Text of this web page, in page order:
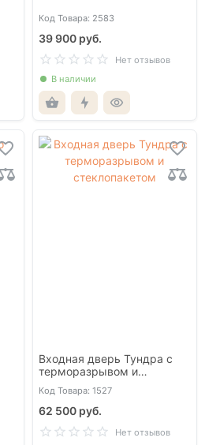
Код Товара: 2583
39 900 руб.
Нет отзывов
В наличии
Входная дверь Тундра с
терморазрывом и
стеклопакетом
Код Товара: 1527
62 500 руб.
Нет отзывов